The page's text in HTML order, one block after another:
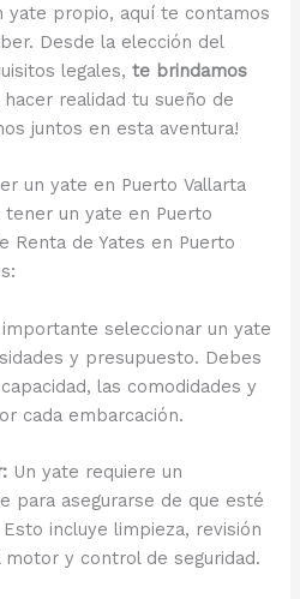
yate propio, aquí te contamos
Desde la elección del
legales,te brindamos
hacer realidad tu sueño de
juntos en esta aventura!
un yate en Puerto Vallarta
un yate en Puerto
Renta de Yates en Puerto
importante seleccionar un yate
y presupuesto. Debes
las comodidades y
cada embarcación.
Un yate requiere un
para asegurarse de que esté
incluye limpieza, revisión
y control de seguridad.